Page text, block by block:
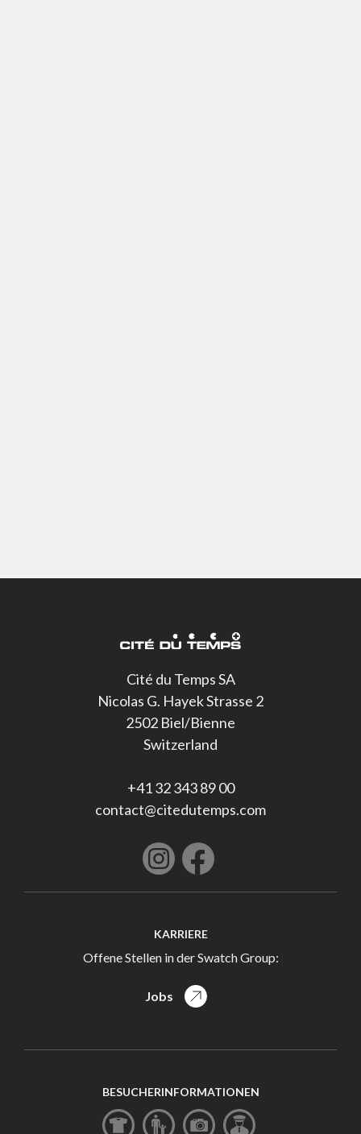
Cité du Temps SA
Nicolas G. Hayek Strasse 2
2502 Biel/Bienne
Switzerland
+41 32 343 89 00
contact@citedutemps.com
KARRIERE
Offene Stellen in der Swatch Group:
Jobs
BESUCHERINFORMATIONEN